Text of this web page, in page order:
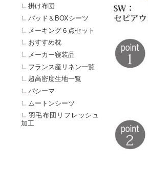
掛け布団
パッド＆BOXシーツ
メーキング６点セット
おすすめ枕
メーカー寝装品
フランス産リネン一覧
超高密度生地一覧
パシーマ
ムートンシーツ
羽毛布団リフレッシュ
加工